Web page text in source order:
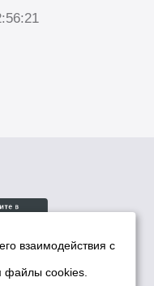
политики мэрии
взаимодействия с
файлы cookies.